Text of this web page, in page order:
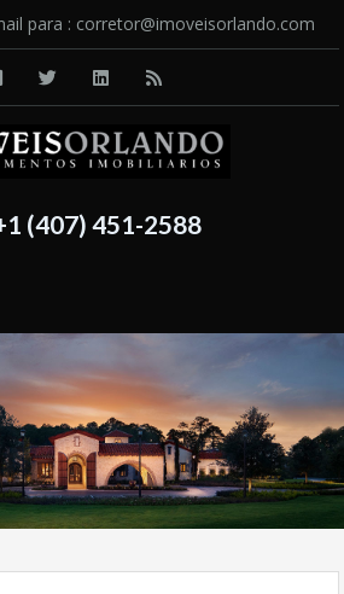
para : corretor@imoveisorlando.com
(407) 451-2588